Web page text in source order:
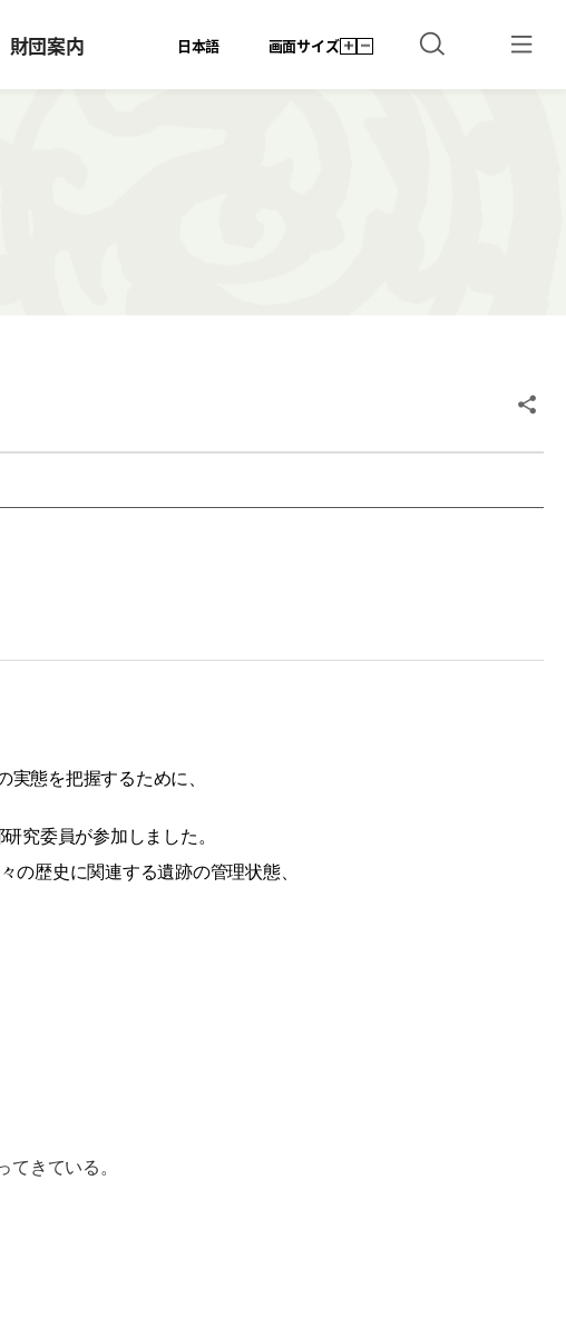
財団案内 日本語 画面サイズ
実態を把握するために、
研究委員が参加しました。
々の歴史に関連する遺跡の管理状態、
てきている。